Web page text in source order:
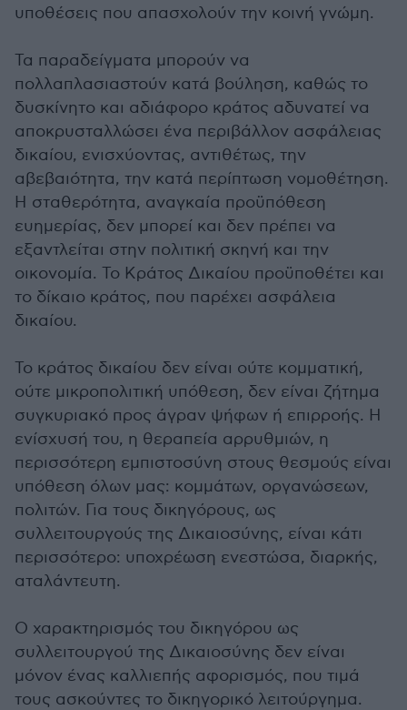
υποθέσεις που απασχολούν την κοινή γνώμη.
Τα παραδείγματα μπορούν να
πολλαπλασιαστούν κατά βούληση, καθώς το
δυσκίνητο και αδιάφορο κράτος αδυνατεί να
αποκρυσταλλώσει ένα περιβάλλον ασφάλειας
δικαίου, ενισχύοντας, αντιθέτως, την
αβεβαιότητα, την κατά περίπτωση νομοθέτηση.
Η σταθερότητα, αναγκαία προϋπόθεση
ευημερίας, δεν μπορεί και δεν πρέπει να
εξαντλείται στην πολιτική σκηνή και την
οικονομία. Το Κράτος Δικαίου προϋποθέτει και
το δίκαιο κράτος, που παρέχει ασφάλεια
δικαίου.
Το κράτος δικαίου δεν είναι ούτε κομματική,
ούτε μικροπολιτική υπόθεση, δεν είναι ζήτημα
συγκυριακό προς άγραν ψήφων ή επιρροής. Η
ενίσχυσή του, η θεραπεία αρρυθμιών, η
περισσότερη εμπιστοσύνη στους θεσμούς είναι
υπόθεση όλων μας: κομμάτων, οργανώσεων,
πολιτών. Για τους δικηγόρους, ως
συλλειτουργούς της Δικαιοσύνης, είναι κάτι
περισσότερο: υποχρέωση ενεστώσα, διαρκής,
αταλάντευτη.
Ο χαρακτηρισμός του δικηγόρου ως
συλλειτουργού της Δικαιοσύνης δεν είναι
μόνον ένας καλλιεπής αφορισμός, που τιμά
τους ασκούντες το δικηγορικό λειτούργημα.